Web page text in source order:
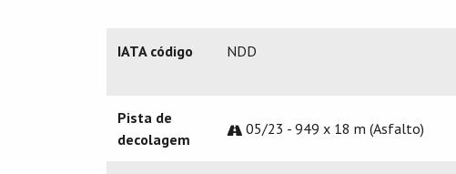
IATA código NDD
Pista de
decolagem
05/23 - 949 x 18 m (Asfalto)